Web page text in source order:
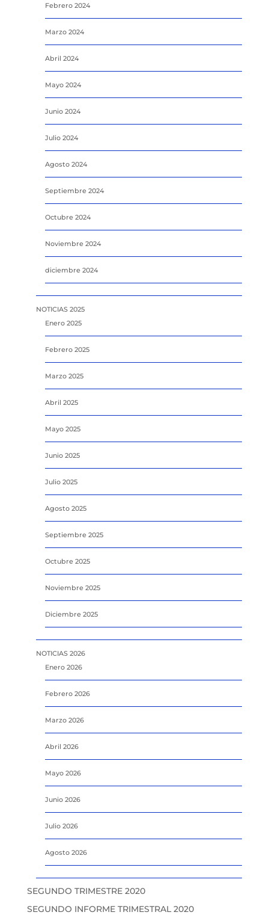
Febrero 2024
Marzo 2024
Abril 2024
Mayo 2024
Junio 2024
Julio 2024
Agosto 2024
Septiembre 2024
Octubre 2024
Noviembre 2024
diciembre 2024
NOTICIAS 2025
Enero 2025
Febrero 2025
Marzo 2025
Abril 2025
Mayo 2025
Junio 2025
Julio 2025
Agosto 2025
Septiembre 2025
Octubre 2025
Noviembre 2025
Diciembre 2025
NOTICIAS 2026
Enero 2026
Febrero 2026
Marzo 2026
Abril 2026
Mayo 2026
Junio 2026
Julio 2026
Agosto 2026
SEGUNDO TRIMESTRE 2020
SEGUNDO INFORME TRIMESTRAL 2020